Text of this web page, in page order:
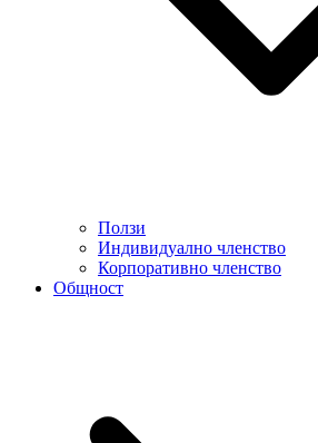
Ползи
Индивидуално членство
Корпоративно членство
Общност